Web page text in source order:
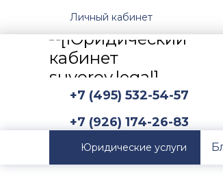
Личный кабинет
+7 (495) 532-54-57
+7 (926) 174-26-83
Юридические услуги